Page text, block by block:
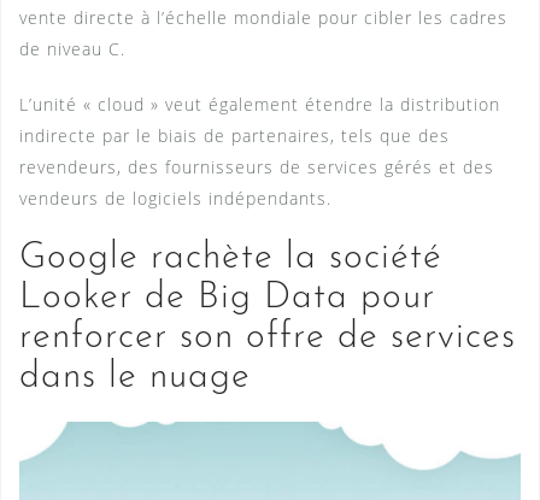
vente directe à l’échelle mondiale pour cibler les cadres
de niveau C.
L’unité « cloud » veut également étendre la distribution
indirecte par le biais de partenaires, tels que des
revendeurs, des fournisseurs de services gérés et des
vendeurs de logiciels indépendants.
Google rachète la société
Looker de Big Data pour
renforcer son offre de services
dans le nuage